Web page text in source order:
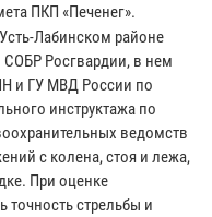
ПКП «Печенег».
Лабинском районе
Росгвардии, в нем
и ГУ МВД России по
инструктажа по
ведомств
с колена, стоя и лежа,
При оценке
стрельбы и